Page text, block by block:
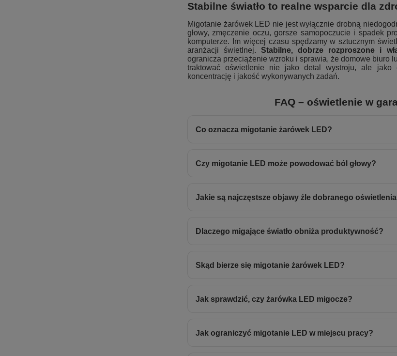
Stabilne światło to realne wsparcie dla
Migotanie żarówek LED nie jest wyłącznie drobną
głowy, zmęczenie oczu, gorsze samopoczucie i spadek
komputerze. Im więcej czasu spędzamy w sztucznym
aranżacji świetlnej.Stabilne, dobrze rozproszone i
ogranicza przeciążenie wzroku i sprawia, że domowe biuro
traktować oświetlenie nie jako detal wystroju, ale jako
koncentrację i jakość wykonywanych zadań.
FAQ – oświetlenie w
Co oznacza migotanie żarówek LED?
Czy migotanie LED może powodować ból głowy?
Jakie są najczęstsze objawy źle dobranego
Dlaczego migające światło obniża produktywność?
Skąd bierze się migotanie żarówek LED?
Jak sprawdzić, czy żarówka LED migocze?
Jak ograniczyć migotanie LED w miejscu pracy?